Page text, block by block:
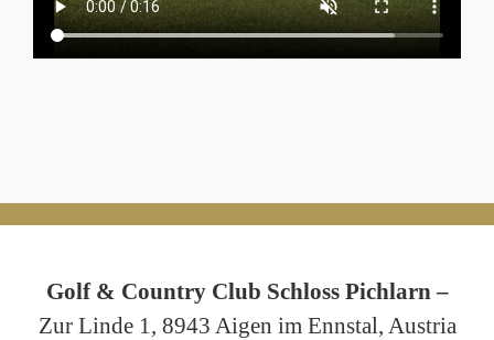
Golf & Country Club Schloss Pichlarn –
Zur Linde 1, 8943 Aigen im Ennstal, Austria